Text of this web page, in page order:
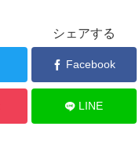
シェアする
Facebook
LINE